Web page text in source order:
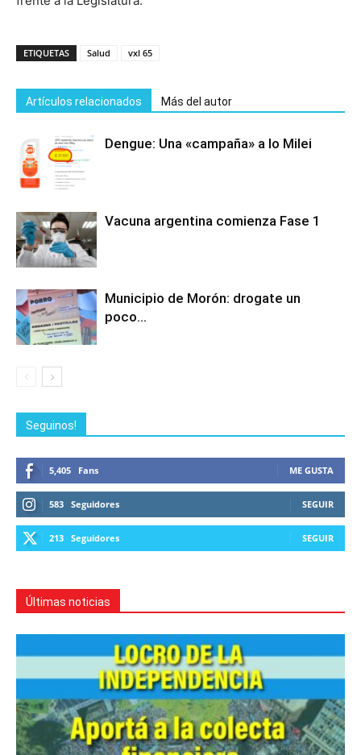
ETIQUETAS Salud vxl 65
Artículos relacionados Más del autor
Dengue: Una «campaña» a lo Milei
Vacuna argentina comienza Fase 1
Municipio de Morón: drogate un
poco…
Seguinos!
5,405 Fans ME GUSTA
583 Seguidores SEGUIR
213 Seguidores SEGUIR
Últimas noticias